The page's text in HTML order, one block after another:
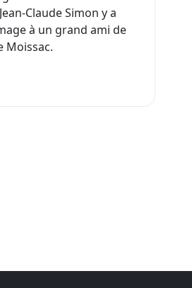
Claude Simon y a
à un grand ami de
Moissac.